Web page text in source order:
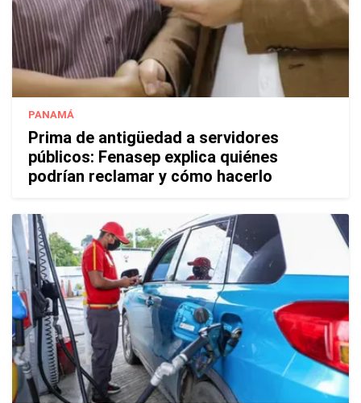
PANAMÁ
Prima de antigüedad a servidores
públicos: Fenasep explica quiénes
podrían reclamar y cómo hacerlo